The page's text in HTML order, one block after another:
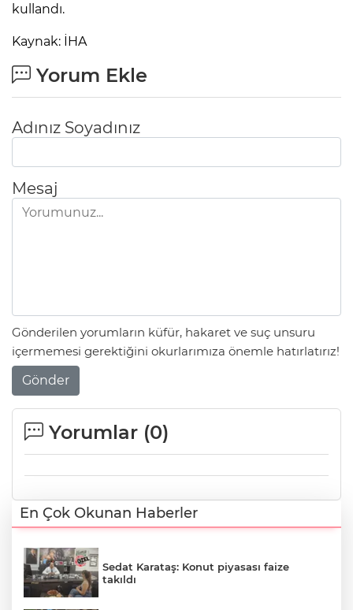
kullandı.
Kaynak: İHA
Yorum Ekle
Adınız Soyadınız
Mesaj
Gönderilen yorumların küfür, hakaret ve suç unsuru
içermemesi gerektiğini okurlarımıza önemle hatırlatırız!
Gönder
Yorumlar (0)
En Çok Okunan Haberler
Sedat Karataş: Konut piyasası faize
takıldı